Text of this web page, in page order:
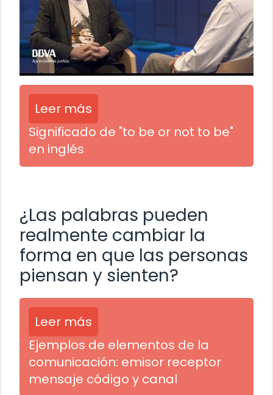
Leer más
Significado de "to be or not to be"
en inglés
¿Las palabras pueden
realmente cambiar la
forma en que las personas
piensan y sienten?
Leer más
Ejemplos de elementos de la
comunicación: emisor receptor
mensaje código y canal